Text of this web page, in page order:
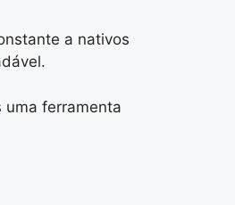
a nativos
uma ferramenta